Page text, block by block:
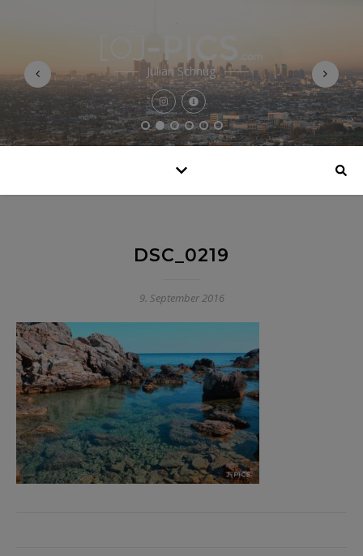
Julian Schnug
DSC_0219
9. September 2016